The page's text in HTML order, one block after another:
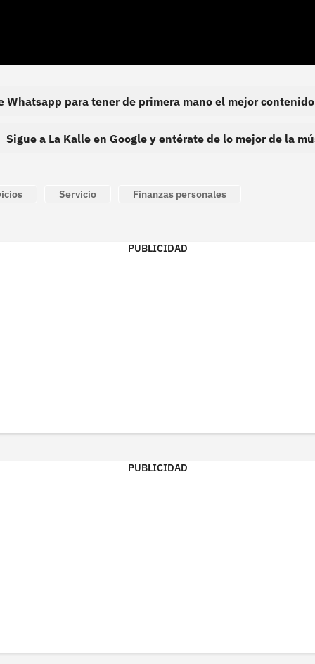
Whatsapp para tener de primera mano el mejor
Sigue a La Kalle en Google y entérate de lo mejor de la
Servicio Finanzas personales
PUBLICIDAD
PUBLICIDAD